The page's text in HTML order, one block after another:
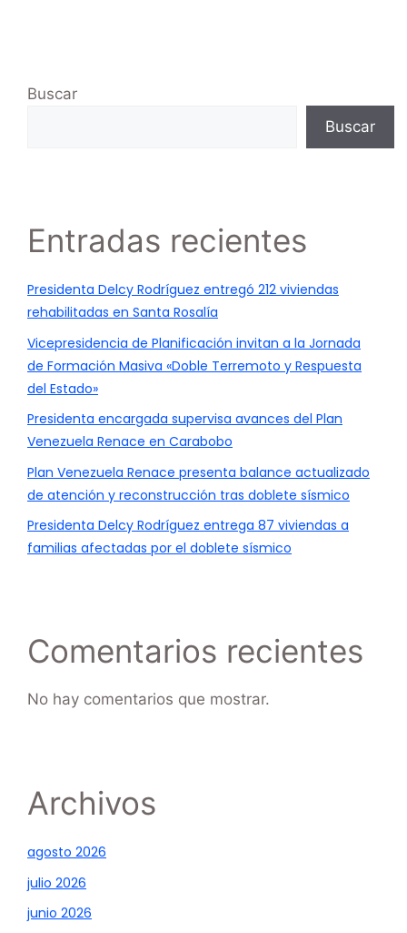
Buscar
Buscar
Entradas recientes
Presidenta Delcy Rodríguez entregó 212 viviendas
rehabilitadas en Santa Rosalía
Vicepresidencia de Planificación invitan a la Jornada
de Formación Masiva «Doble Terremoto y Respuesta
del Estado»
Presidenta encargada supervisa avances del Plan
Venezuela Renace en Carabobo
Plan Venezuela Renace presenta balance actualizado
de atención y reconstrucción tras doblete sísmico
Presidenta Delcy Rodríguez entrega 87 viviendas a
familias afectadas por el doblete sísmico
Comentarios recientes
No hay comentarios que mostrar.
Archivos
agosto 2026
julio 2026
junio 2026